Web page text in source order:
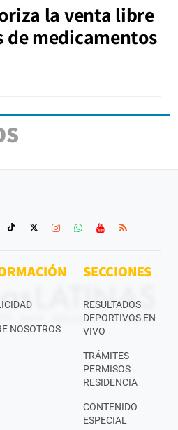
la venta libre
de medicamentos
NOSOTROS
SECCIONES
RESULTADOS
DEPORTIVOS EN
VIVO
TRÁMITES
PERMISOS
RESIDENCIA
CONTENIDO
ESPECIAL